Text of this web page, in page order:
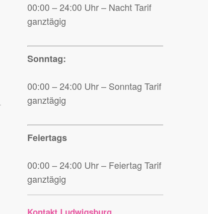
00:00 – 24:00 Uhr – Nacht Tarif
ganztägig
Sonntag:
00:00 – 24:00 Uhr – Sonntag Tarif
ganztägig
Feiertags
00:00 – 24:00 Uhr – Feiertag Tarif
ganztägig